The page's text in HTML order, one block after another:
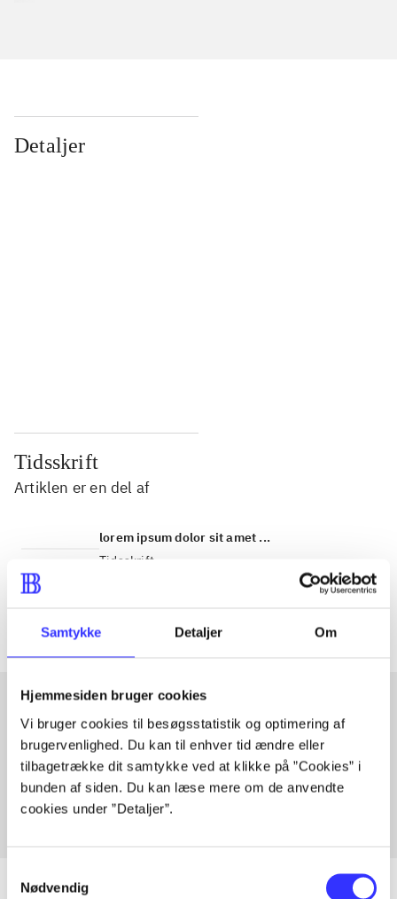
Samtykke Detaljer Om
Hjemmesiden bruger cookies
Vi bruger cookies til besøgsstatistik og optimering af
brugervenlighed. Du kan til enhver tid ændre eller
tilbagetrække dit samtykke ved at klikke på ”Cookies” i
bunden af siden. Du kan læse mere om de anvendte
cookies under ”Detaljer”.
Nødvendig
Detaljer
Tidsskrift
Artiklen er en del af
lorem ipsum dolor sit amet ...
Tidsskrift
Artiklerne i
Artikler med samme emner
Fra